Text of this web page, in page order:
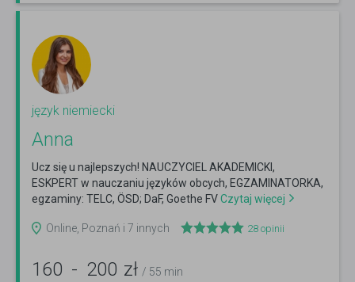
język niemiecki
Anna
Ucz się u najlepszych! NAUCZYCIEL AKADEMICKI,
ESKPERT w nauczaniu języków obcych, EGZAMINATORKA,
egzaminy: TELC, ÖSD; DaF, Goethe FVCzytaj więcej
Online, Poznań i 7 innych 28 opinii
160 - 200 zł / 55 min